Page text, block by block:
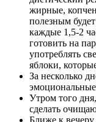
жирные,
полезным
каждые 1,5-2
готовить на
употреблять
яблоки,
За несколько
Утром того
сделать
Ближе к